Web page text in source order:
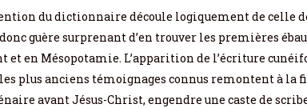
du dictionnaire découle logiquement de celle
donc guère surprenant d’en trouver les premières
et en Mésopotamie. L’apparition de l’écriture
plus anciens témoignages connus remontent à la
avant Jésus-Christ, engendre une caste de